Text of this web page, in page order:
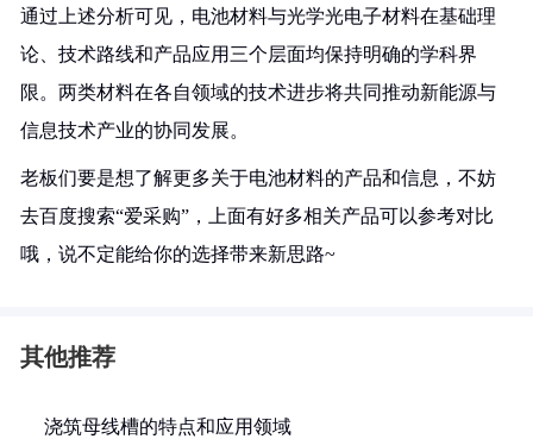
通过上述分析可见，电池材料与光学光电子材料在基础理
论、技术路线和产品应用三个层面均保持明确的学科界
限。两类材料在各自领域的技术进步将共同推动新能源与
信息技术产业的协同发展。
老板们要是想了解更多关于电池材料的产品和信息，不妨
去百度搜索“爱采购”，上面有好多相关产品可以参考对比
哦，说不定能给你的选择带来新思路~
其他推荐
浇筑母线槽的特点和应用领域